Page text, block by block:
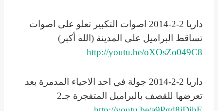
داريا 2-2-2014 اصوات التكبير تعلو على اصوات
تساقط البراميل على المدينة (الله أكبر)
http://youtu.be/oXOsZo049C8
داريا 2-2-2014 جولة في احد الاحياء المدمرة بعد
تعرضها للقصف بالبراميل المتفجرة جـ2